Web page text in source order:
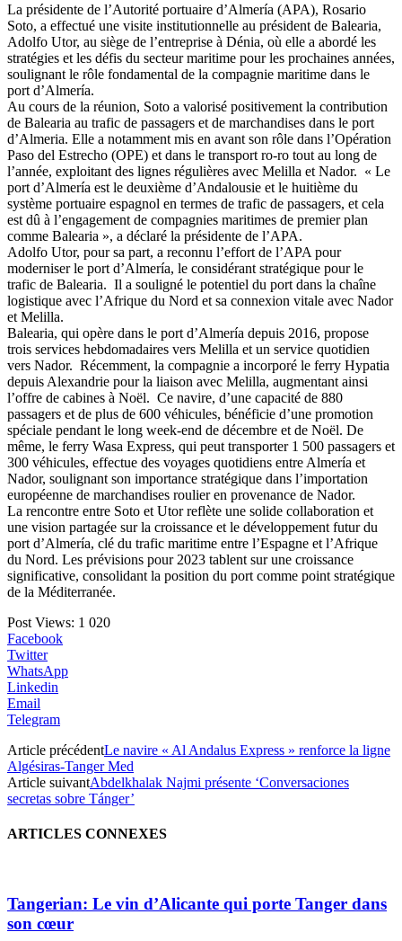
La présidente de l’Autorité portuaire d’Almería (APA), Rosario
Soto, a effectué une visite institutionnelle au président de Balearia,
Adolfo Utor, au siège de l’entreprise à Dénia, où elle a abordé les
stratégies et les défis du secteur maritime pour les prochaines années,
soulignant le rôle fondamental de la compagnie maritime dans le
port d’Almería.
Au cours de la réunion, Soto a valorisé positivement la contribution
de Balearia au trafic de passagers et de marchandises dans le port
d’Almeria. Elle a notamment mis en avant son rôle dans l’Opération
Paso del Estrecho (OPE) et dans le transport ro-ro tout au long de
l’année, exploitant des lignes régulières avec Melilla et Nador. « Le
port d’Almería est le deuxième d’Andalousie et le huitième du
système portuaire espagnol en termes de trafic de passagers, et cela
est dû à l’engagement de compagnies maritimes de premier plan
comme Balearia », a déclaré la présidente de l’APA.
Adolfo Utor, pour sa part, a reconnu l’effort de l’APA pour
moderniser le port d’Almería, le considérant stratégique pour le
trafic de Balearia. Il a souligné le potentiel du port dans la chaîne
logistique avec l’Afrique du Nord et sa connexion vitale avec Nador
et Melilla.
Balearia, qui opère dans le port d’Almería depuis 2016, propose
trois services hebdomadaires vers Melilla et un service quotidien
vers Nador. Récemment, la compagnie a incorporé le ferry Hypatia
depuis Alexandrie pour la liaison avec Melilla, augmentant ainsi
l’offre de cabines à Noël. Ce navire, d’une capacité de 880
passagers et de plus de 600 véhicules, bénéficie d’une promotion
spéciale pendant le long week-end de décembre et de Noël. De
même, le ferry Wasa Express, qui peut transporter 1 500 passagers et
300 véhicules, effectue des voyages quotidiens entre Almería et
Nador, soulignant son importance stratégique dans l’importation
européenne de marchandises roulier en provenance de Nador.
La rencontre entre Soto et Utor reflète une solide collaboration et
une vision partagée sur la croissance et le développement futur du
port d’Almería, clé du trafic maritime entre l’Espagne et l’Afrique
du Nord. Les prévisions pour 2023 tablent sur une croissance
significative, consolidant la position du port comme point stratégique
de la Méditerranée.
Post Views: 1 020
Facebook
Twitter
WhatsApp
Linkedin
Email
Telegram
Article précédentLe navire « Al Andalus Express » renforce la ligne
Algésiras-Tanger Med
Article suivantAbdelkhalak Najmi présente ‘Conversaciones
secretas sobre Tánger’
ARTICLES CONNEXES
Tangerian: Le vin d’Alicante qui porte Tanger dans
son cœur